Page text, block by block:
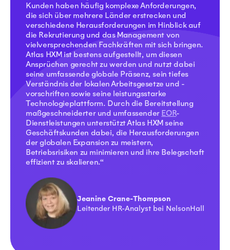
Kunden haben häufig komplexe Anforderungen,
die sich über mehrere Länder erstrecken und
verschiedene Herausforderungen im Hinblick auf
die Rekrutierung und das Management von
vielversprechenden Fachkräften mit sich bringen.
Atlas HXM ist bestens aufgestellt, um diesen
Ansprüchen gerecht zu werden und nutzt dabei
seine umfassende globale Präsenz, sein tiefes
Verständnis der lokalen Arbeitsgesetze und -
vorschriften sowie seine leistungsstarke
Technologieplattform. Durch die Bereitstellung
maßgeschneiderter und umfassender EOR-
Dienstleistungen unterstützt Atlas HXM seine
Geschäftskunden dabei, die Herausforderungen
der globalen Expansion zu meistern,
Betriebsrisiken zu minimieren und ihre Belegschaft
effizient zu skalieren.“
Jeanine Crane-Thompson
Leitender HR-Analyst bei NelsonHall